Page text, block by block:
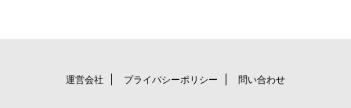
運営会社 プライバシーポリシー 問い合わせ